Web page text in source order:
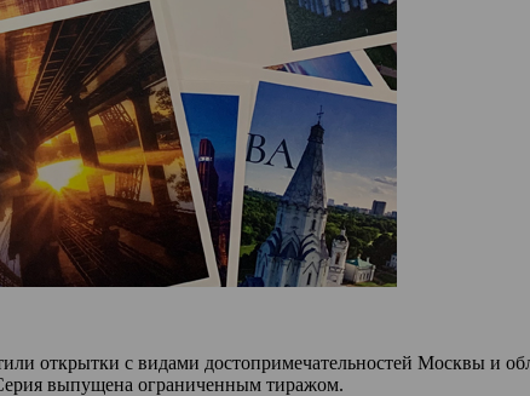
открытки с видами достопримечательностей Москвы и
выпущена ограниченным тиражом.